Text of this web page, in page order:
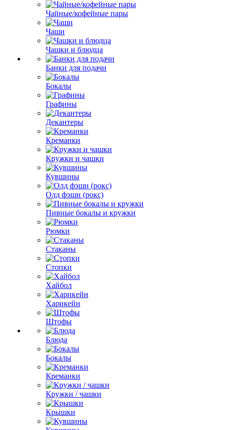
Чайные/кофейные пары
Чаши
Чашки и блюдца
Банки для подачи
Бокалы
Графины
Декантеры
Креманки
Кружки и чашки
Кувшины
Олд фэшн (рокс)
Пивные бокалы и кружки
Рюмки
Стаканы
Стопки
Хайбол
Харикейн
Штофы
Блюда
Бокалы
Креманки
Кружки / чашки
Крышки